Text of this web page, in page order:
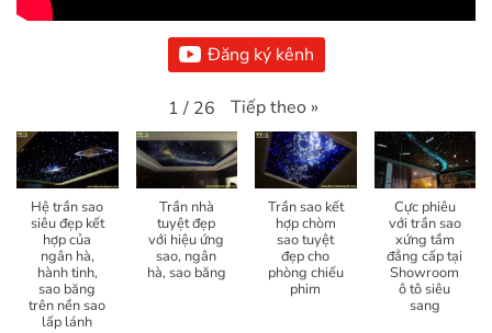
Đăng ký kênh
1 / 26 Tiếp theo »
Hệ trần sao
siêu đẹp kết
hợp của
ngân hà,
hành tinh,
sao băng
trên nền sao
lấp lánh
Trần nhà
tuyệt đẹp
với hiệu ứng
sao, ngân
hà, sao băng
Trần sao kết
hợp chòm
sao tuyệt
đẹp cho
phòng chiếu
phim
Cực phiêu
với trần sao
xứng tầm
đẳng cấp tại
Showroom
ô tô siêu
sang